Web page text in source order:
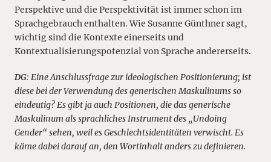
Perspektive und die Perspektivität ist immer schon im
Sprachgebrauch enthalten. Wie Susanne Günthner sagt,
wichtig sind die Kontexte einerseits und
Kontextualisierungspotenzial von Sprache andererseits.
DG: Eine Anschlussfrage zur ideologischen Positionierung; ist
diese bei der Verwendung des generischen Maskulinums so
eindeutig? Es gibt ja auch Positionen, die das generische
Maskulinum als sprachliches Instrument des „Undoing
Gender“ sehen, weil es Geschlechtsidentitäten verwischt. Es
käme dabei darauf an, den Wortinhalt anders zu definieren.